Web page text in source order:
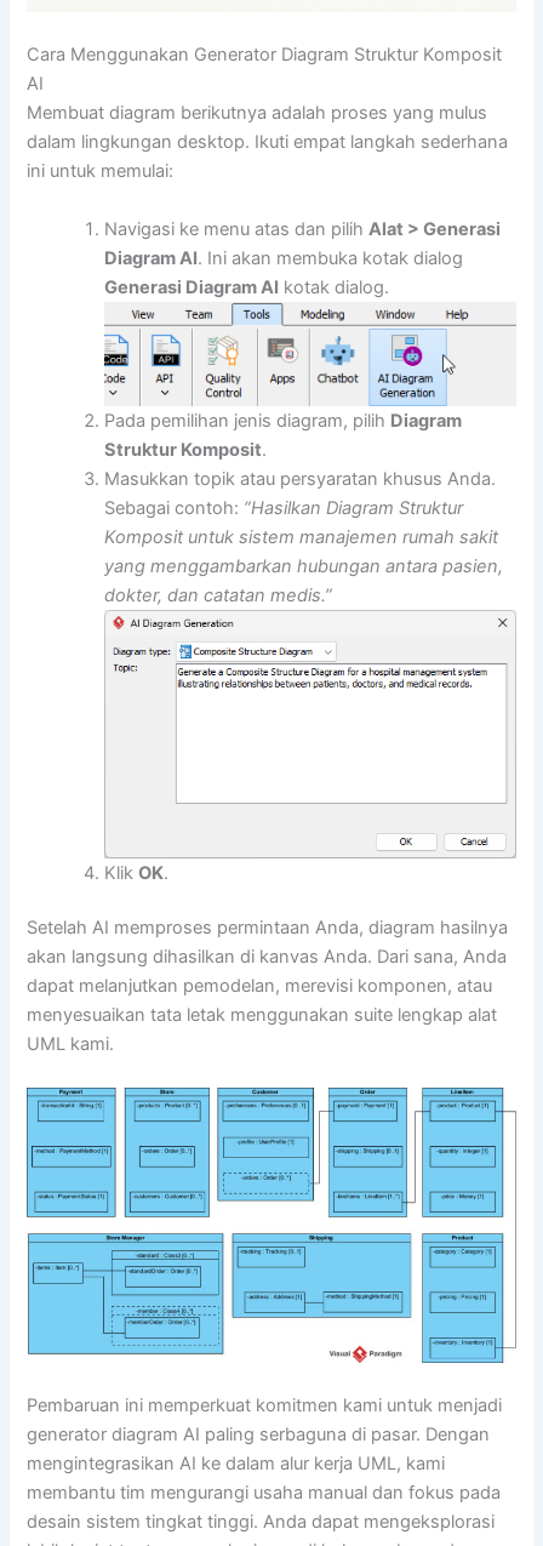
Cara Menggunakan Generator Diagram Struktur Komposit
AI
Membuat diagram berikutnya adalah proses yang mulus
dalam lingkungan desktop. Ikuti empat langkah sederhana
ini untuk memulai:
Navigasi ke menu atas dan pilihAlat > Generasi
Diagram AI. Ini akan membuka kotak dialog
Generasi Diagram AI kotak dialog.
Pada pemilihan jenis diagram, pilih Diagram
Struktur Komposit.
Masukkan topik atau persyaratan khusus Anda.
Sebagai contoh: “Hasilkan Diagram Struktur
Komposit untuk sistem manajemen rumah sakit
yang menggambarkan hubungan antara pasien,
dokter, dan catatan medis.”
KlikOK.
Setelah AI memproses permintaan Anda, diagram hasilnya
akan langsung dihasilkan di kanvas Anda. Dari sana, Anda
dapat melanjutkan pemodelan, merevisi komponen, atau
menyesuaikan tata letak menggunakan suite lengkap alat
UML kami.
Pembaruan ini memperkuat komitmen kami untuk menjadi
generator diagram AI paling serbaguna di pasar. Dengan
mengintegrasikan AI ke dalam alur kerja UML, kami
membantu tim mengurangi usaha manual dan fokus pada
desain sistem tingkat tinggi. Anda dapat mengeksplorasi